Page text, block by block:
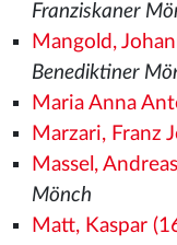
Franziskaner
Mangold,
Benediktiner
Maria Anna
Marzari, Franz
Massel,
Mönch
Matt, Kaspar